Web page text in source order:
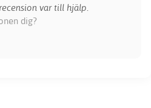
var till hjälp.
dig?